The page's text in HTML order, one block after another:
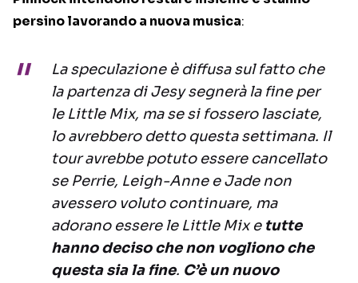
persino lavorando a nuova musica:
La speculazione è diffusa sul fatto che
la partenza di Jesy segnerà la fine per
le Little Mix, ma se si fossero lasciate,
lo avrebbero detto questa settimana. Il
tour avrebbe potuto essere cancellato
se Perrie, Leigh-Anne e Jade non
avessero voluto continuare, ma
adorano essere le Little Mix etutte
hanno deciso che non vogliono che
questa sia la fine. C’è un nuovo